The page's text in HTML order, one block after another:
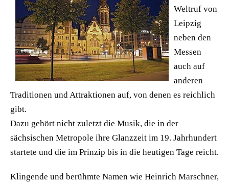
Weltruf von
Leipzig
neben den
Messen
auch auf
anderen
Traditionen und Attraktionen auf, von denen es reichlich
gibt.
Dazu gehört nicht zuletzt die Musik, die in der
sächsischen Metropole ihre Glanzzeit im 19. Jahrhundert
startete und die im Prinzip bis in die heutigen Tage reicht.
Klingende und berühmte Namen wie Heinrich Marschner,